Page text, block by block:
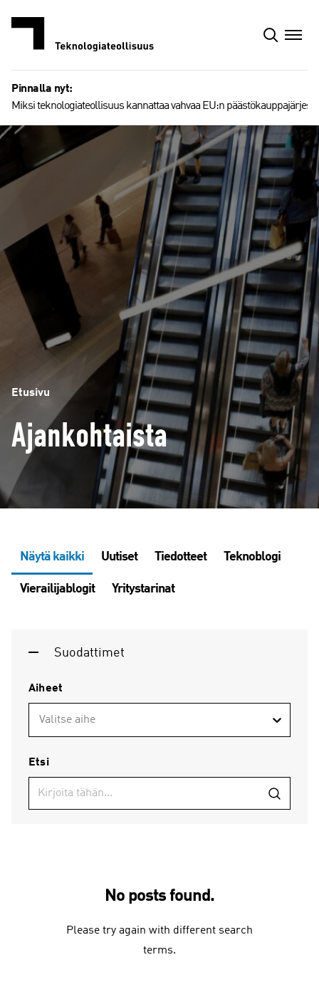
Pinnalla nyt:
Miksi teknologiateollisuus kannattaa vahvaa EU:n
Etusivu
Ajankohtaista
Näytä kaikki Uutiset Tiedotteet Teknoblogi
Vierailijablogit Yritystarinat
Suodattimet
Aiheet
Valitse aihe
Etsi
No posts found.
Please try again with different search
terms.